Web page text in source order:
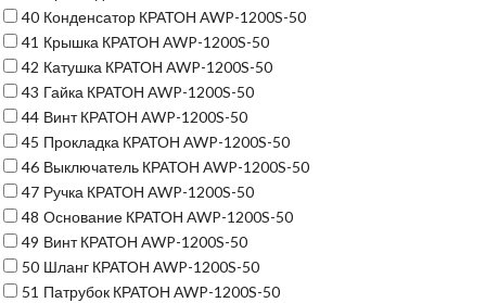
40 Конденсатор КРАТОН AWP-1200S-50
41 Крышка КРАТОН AWP-1200S-50
42 Катушка КРАТОН AWP-1200S-50
43 Гайка КРАТОН AWP-1200S-50
44 Винт КРАТОН AWP-1200S-50
45 Прокладка КРАТОН AWP-1200S-50
46 Выключатель КРАТОН AWP-1200S-50
47 Ручка КРАТОН AWP-1200S-50
48 Основание КРАТОН AWP-1200S-50
49 Винт КРАТОН AWP-1200S-50
50 Шланг КРАТОН AWP-1200S-50
51 Патрубок КРАТОН AWP-1200S-50